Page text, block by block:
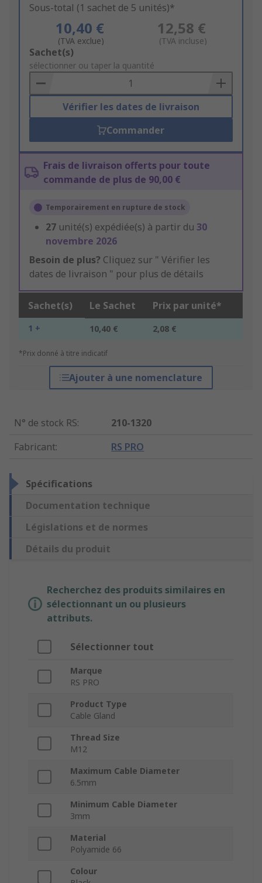
Sous-total (1 sachet de 5 unités)*
10,40 €
(TVA exclue)
12,58 €
(TVA incluse)
Add
to
Basket
Sachet(s)
sélectionner ou taper la quantité
Vérifier les dates de livraison
Commander
Frais de livraison offerts pour toute
commande de plus de 90,00 €
Temporairement en rupture de stock
27 unité(s) expédiée(s) à partir du 30
novembre 2026
Besoin de plus? Cliquez sur " Vérifier les
dates de livraison " pour plus de détails
Sachet(s) Le Sachet Prix par unité*
1 + 10,40 € 2,08 €
*Prix donné à titre indicatif
Ajouter à une nomenclature
N° de stock RS:
210-1320
Fabricant: RS PRO
Spécifications
Documentation technique
Législations et de normes
Détails du produit
Recherchez des produits similaires en
sélectionnant un ou plusieurs
attributs.
Sélectionner tout
Marque
RS PRO
Product Type
Cable Gland
Thread Size
M12
Maximum Cable Diameter
6.5mm
Minimum Cable Diameter
3mm
Material
Polyamide 66
Colour